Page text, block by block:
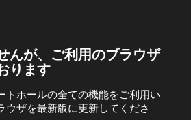
んが、ご利用のブラウザ
ります
トホールの全ての機能をご利用い
ウザを最新版に更新してくださ